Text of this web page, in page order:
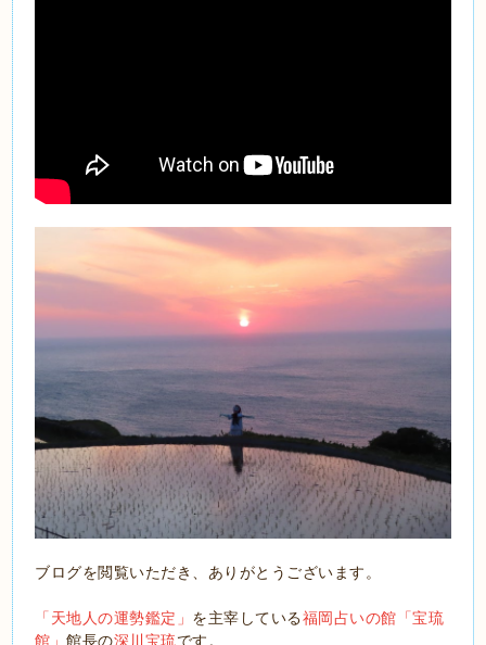
ブログを閲覧いただき、ありがとうございます。
「天地人の運勢鑑定」 を主宰している福岡占いの館「宝琉
館」館長の深川宝琉です。